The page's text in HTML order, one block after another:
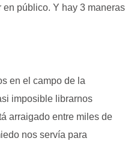
en público. Y hay 3 maneras
en el campo de la
imposible librarnos
arraigado entre miles de
nos servía para